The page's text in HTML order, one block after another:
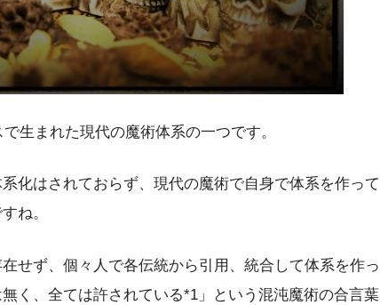
生まれた現代の魔術体系の一つです。
化はされておらず、現代の魔術で自身で体系を作って
ね。
せず、個々人で各伝統から引用、統合して体系を作っ
く、全ては許されている*1」という混沌魔術の合言葉